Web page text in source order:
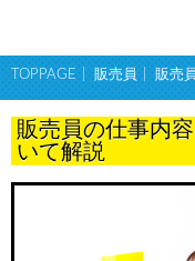
TOPPAGE 販売員 販売
販売員の仕事内
いて解説